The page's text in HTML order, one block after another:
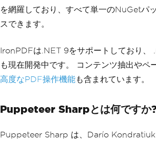
を網羅しており、すべて単一のNuGetパ
スできます。
IronPDFは.NET 9をサポートしており、
も現在開発中です。 コンテンツ抽出やペ
高度なPDF操作機能も含まれています。
Puppeteer Sharpとは何ですか
Puppeteer Sharp は、Darío Kondratiuk